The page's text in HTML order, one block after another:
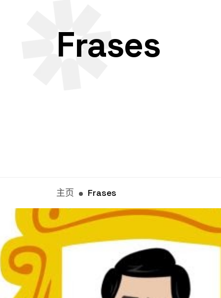
Frases
主页 Frases